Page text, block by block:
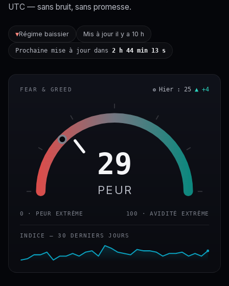
UTC — sans bruit, sans promesse.
▼Régime baissier Mis à jour il y a 10 h
Prochaine mise à jour dans 2 h 44 min 13 s
FEAR & GREED Hier : 25 ▲ +4
29
PEUR
0 · PEUR EXTRÊME 100 · AVIDITÉ EXTRÊME
INDICE — 30 DERNIERS JOURS